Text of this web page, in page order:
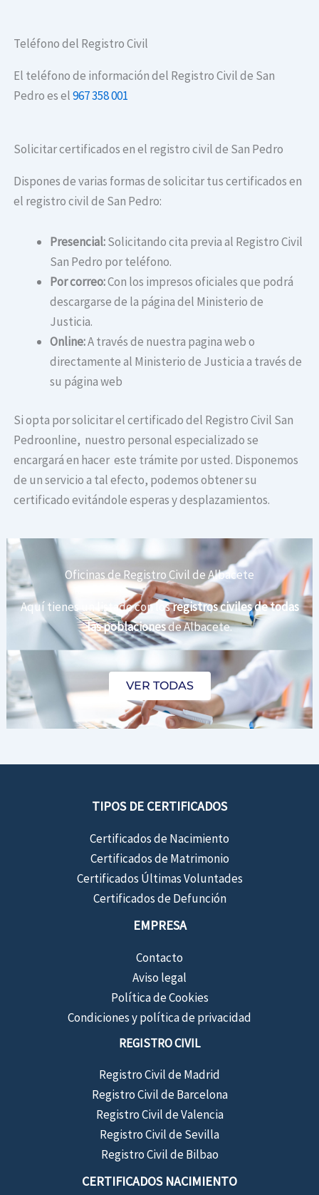
Teléfono del Registro Civil
El teléfono de información del Registro Civil de San
Pedro es el967 358 001
Solicitar certificados en el registro civil de San Pedro
Dispones de varias formas de solicitar tus certificados en
el registro civil de San Pedro:
Presencial:Solicitando cita previa al Registro Civil
San Pedro por teléfono.
Por correo:Con los impresos oficiales que podrá
descargarse de la página del Ministerio de
Justicia.
Online:A través de nuestra pagina web o
directamente al Ministerio de Justicia a través de
su página web
Si opta por solicitar el certificado del Registro Civil San
Pedroonline, nuestro personal especializado se
encargará en hacer este trámite por usted. Disponemos
de un servicio a tal efecto, podemos obtener su
certificado evitándole esperas y desplazamientos.
Oficinas de Registro Civil de Albacete
Aquí tienes un listado con losregistros civiles de todas
las poblacionesde Albacete.
VER TODAS
TIPOS DE CERTIFICADOS
Certificados de Nacimiento
Certificados de Matrimonio
Certificados Últimas Voluntades
Certificados de Defunción
EMPRESA
Contacto
Aviso legal
Política de Cookies
Condiciones y política de privacidad
REGISTRO CIVIL
Registro Civil de Madrid
Registro Civil de Barcelona
Registro Civil de Valencia
Registro Civil de Sevilla
Registro Civil de Bilbao
CERTIFICADOS NACIMIENTO